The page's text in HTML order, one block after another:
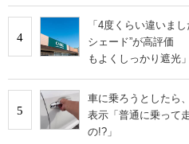
4
「4度くらい違いま
シェード”が高評価
もよくしっかり遮光
5
車に乗ろうとした
表示「普通に乗って
の!?」